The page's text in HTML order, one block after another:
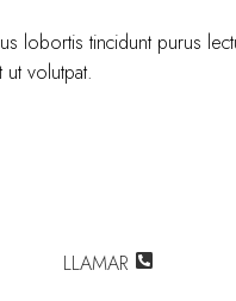
lobortis tincidunt purus
volutpat.
LLAMAR